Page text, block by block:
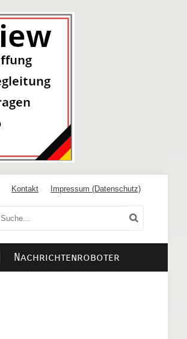
Kontakt Impressum (Datenschutz)
Nachrichtenroboter